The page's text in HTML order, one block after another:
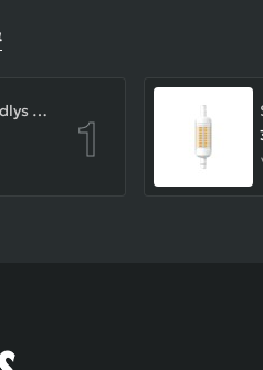
SLAMP-Fiordlys Linear Φωτιστικό Κρεμαστό 90x26x33cm White ΚΩΔ.-FRDSXXLWHT01T00LINEU